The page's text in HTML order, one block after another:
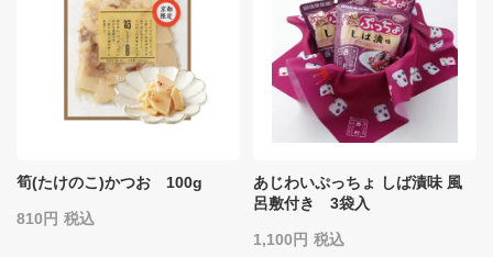
筍(たけのこ)かつお 100g
810 税込
あじわいぷっちょ しば漬味 風
呂敷付き 3袋入
1,100 税込